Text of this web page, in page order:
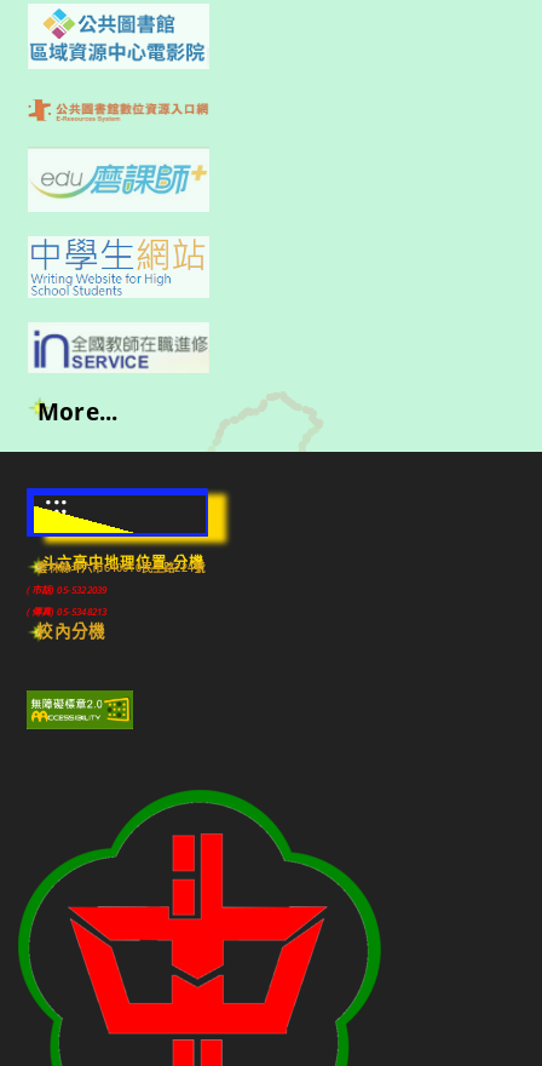
More...
:::
斗六高中地理位置-分機
雲林縣斗六市640010民生路224號
(市話) 05-5322039
(傳真) 05-5348213
校內分機